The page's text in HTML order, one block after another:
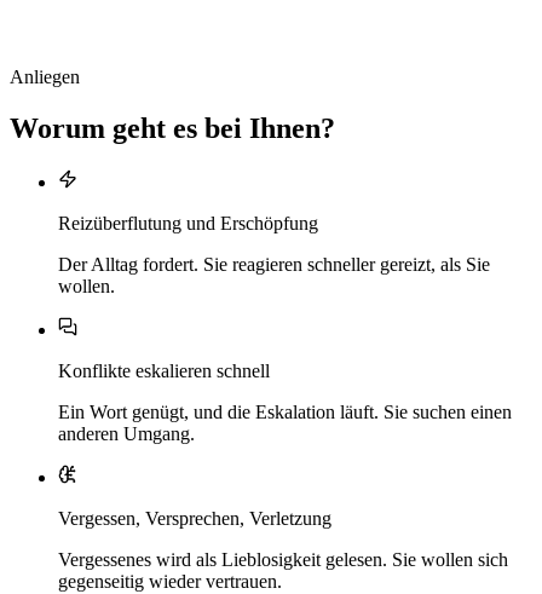
Anliegen
Worum geht es bei Ihnen?
Reizüberflutung und Erschöpfung
Der Alltag fordert. Sie reagieren schneller gereizt, als Sie
wollen.
Konflikte eskalieren schnell
Ein Wort genügt, und die Eskalation läuft. Sie suchen einen
anderen Umgang.
Vergessen, Versprechen, Verletzung
Vergessenes wird als Lieblosigkeit gelesen. Sie wollen sich
gegenseitig wieder vertrauen.